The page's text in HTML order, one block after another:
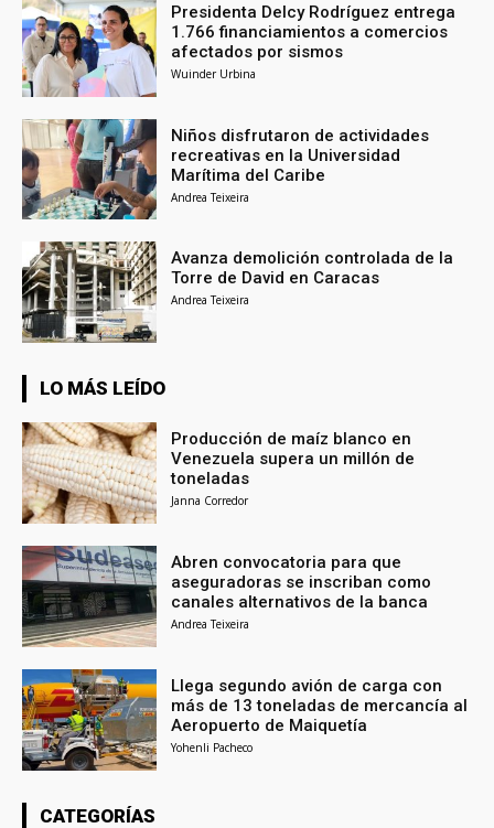
Presidenta Delcy Rodríguez entrega
1.766 financiamientos a comercios
afectados por sismos
Wuinder Urbina
Niños disfrutaron de actividades
recreativas en la Universidad
Marítima del Caribe
Andrea Teixeira
Avanza demolición controlada de la
Torre de David en Caracas
Andrea Teixeira
LO MÁS LEÍDO
Producción de maíz blanco en
Venezuela supera un millón de
toneladas
Janna Corredor
Abren convocatoria para que
aseguradoras se inscriban como
canales alternativos de la banca
Andrea Teixeira
Llega segundo avión de carga con
más de 13 toneladas de mercancía al
Aeropuerto de Maiquetía
Yohenli Pacheco
CATEGORÍAS